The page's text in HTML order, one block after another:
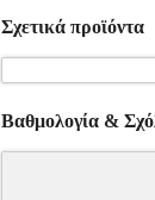
Σχετικά προϊόντα
Βαθμολογία &